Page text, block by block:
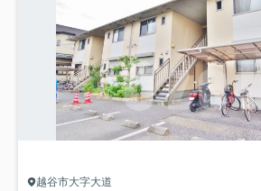
越谷市大字大道